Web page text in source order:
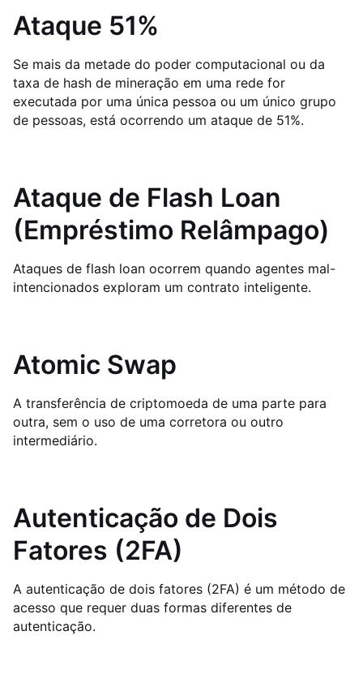
Ataque 51%
Se mais da metade do poder computacional ou da
taxa de hash de mineração em uma rede for
executada por uma única pessoa ou um único grupo
de pessoas, está ocorrendo um ataque de 51%.
Ataque de Flash Loan
(Empréstimo Relâmpago)
Ataques de flash loan ocorrem quando agentes mal-
intencionados exploram um contrato inteligente.
Atomic Swap
A transferência de criptomoeda de uma parte para
outra, sem o uso de uma corretora ou outro
intermediário.
Autenticação de Dois
Fatores (2FA)
A autenticação de dois fatores (2FA) é um método de
acesso que requer duas formas diferentes de
autenticação.